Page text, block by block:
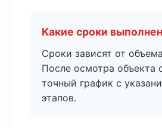
Какие сроки
Сроки зависят от
После осмотра объекта
точный график с
этапов.